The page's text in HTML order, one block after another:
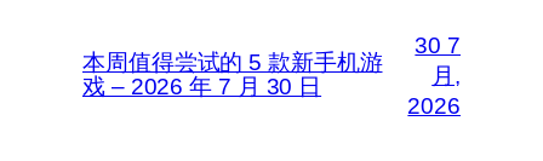
本周值得尝试的 5 款新手机游
戏 – 2026 年 7 月 30 日
30 7
月,
2026